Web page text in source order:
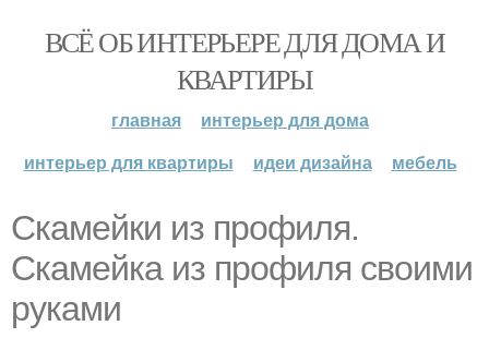
ВСЁ ОБ ИНТЕРЬЕРЕ ДЛЯ ДОМА И
КВАРТИРЫ
главная
интерьер для дома
интерьер для квартиры
идеи дизайна мебель
Скамейки из профиля.
Скамейка из профиля своими
руками